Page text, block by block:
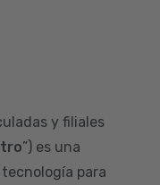
y filiales
”) es una
para